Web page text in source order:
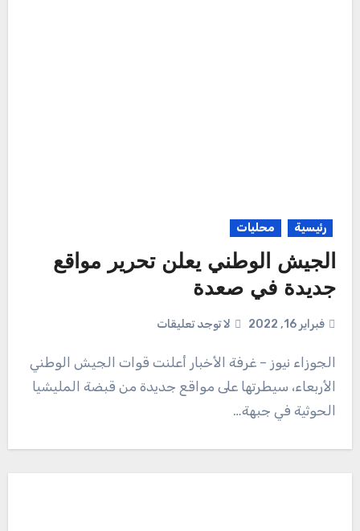
رئيسية محليات
الجيش الوطني يعلن تحرير مواقع
جديدة في صعدة
فبراير 16, 2022 لا توجد تعليقات
الأربعاء، سيطرتها على مواقع جديدة من قبضة المليشيا
الحوثية في جبهة…